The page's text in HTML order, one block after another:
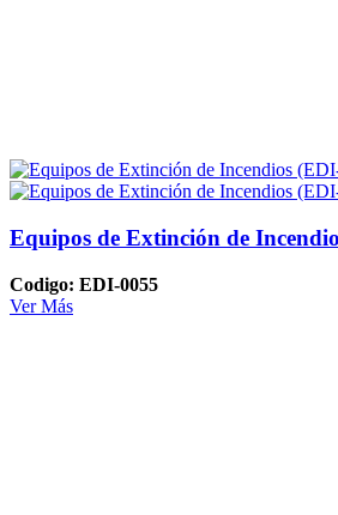
Equipos de Extinción de
Codigo: EDI-0055
Ver Más